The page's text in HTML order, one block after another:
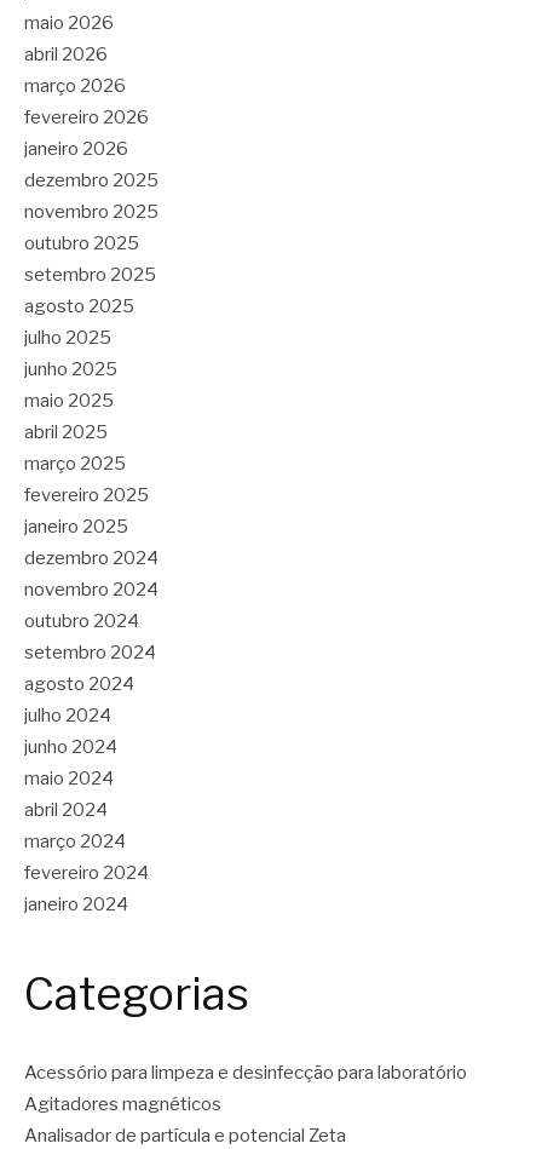
maio 2026
abril 2026
março 2026
fevereiro 2026
janeiro 2026
dezembro 2025
novembro 2025
outubro 2025
setembro 2025
agosto 2025
julho 2025
junho 2025
maio 2025
abril 2025
março 2025
fevereiro 2025
janeiro 2025
dezembro 2024
novembro 2024
outubro 2024
setembro 2024
agosto 2024
julho 2024
junho 2024
maio 2024
abril 2024
março 2024
fevereiro 2024
janeiro 2024
Categorias
Acessório para limpeza e desinfecção para laboratório
Agitadores magnéticos
Analisador de partícula e potencial Zeta